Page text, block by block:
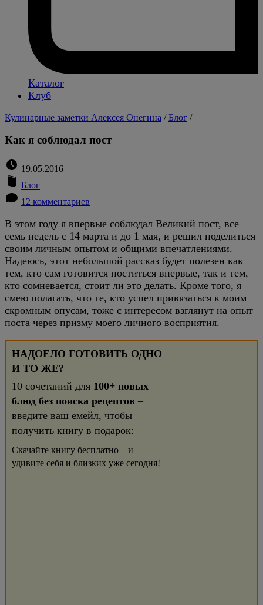
Каталог
Клуб
Кулинарные заметки Алексея Онегина /Блог /
Как я соблюдал пост
19.05.2016
Блог
12 комментариев
В этом году я впервые соблюдал Великий пост, все
семь недель с 14 марта и до 1 мая, и решил поделиться
своим личным опытом и общими впечатлениями.
Надеюсь, этот небольшой рассказ будет полезен как
тем, кто сам готовится поститься впервые, так и тем,
кто сомневается, стоит ли это делать. Кроме того, я
смею полагать, что те, кто успел привязаться к моим
скромным опусам, тоже с интересом взглянут на опыт
поста через призму моего личного восприятия.
НАДОЕЛО ГОТОВИТЬ ОДНО
И ТО ЖЕ?
10 сочетаний для 100+ новых
блюд без поиска рецептов –
введите ваш емейл, чтобы
получить книгу в подарок:
Скачайте книгу бесплатно – и
удивите себя и близких уже сегодня!